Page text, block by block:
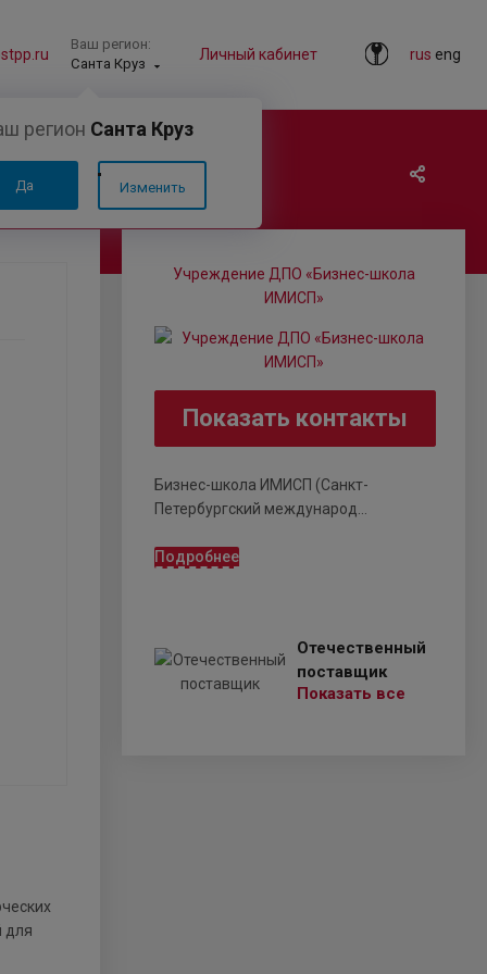
rus eng
Личный кабинет
Ваш регион:
Санта Круз
регион Санта Круз
Да Изменить
Учреждение ДПО «Бизнес-школа
ИМИСП»
Показать контакты
Бизнес-школа ИМИСП (Санкт-
Петербургский международ...
Подробнее
Отечественный
поставщик
Показать все
для